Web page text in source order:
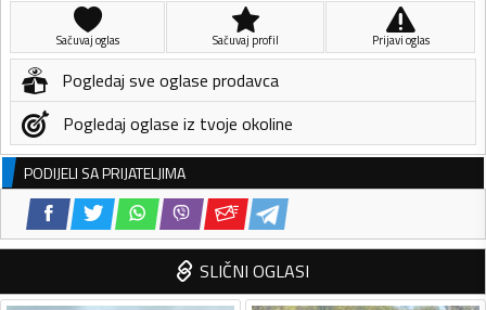
Sačuvaj oglas Sačuvaj profil Prijavi oglas
Pogledaj sve oglase prodavca
Pogledaj oglase iz tvoje okoline
PODIJELI SA PRIJATELJIMA
SLIČNI OGLASI